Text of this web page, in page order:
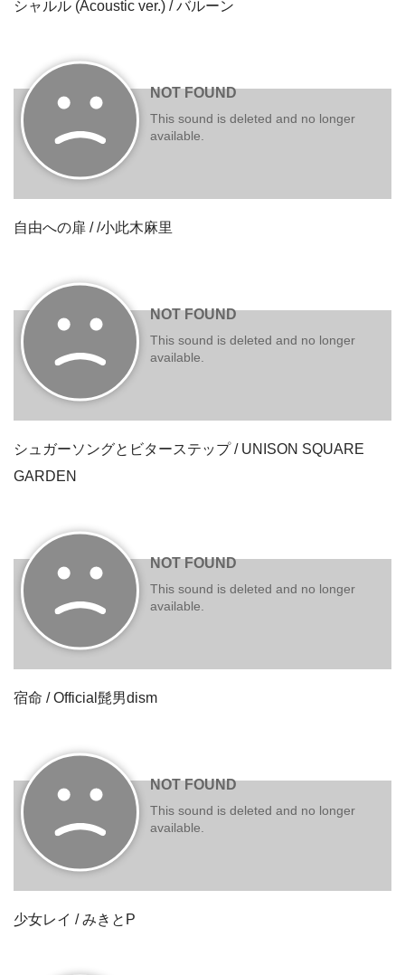
シャルル (Acoustic ver.) / バルーン
自由への扉 / /小此木麻里
シュガーソングとビターステップ / UNISON SQUARE
GARDEN
宿命 / Official髭男dism
少女レイ / みきとP